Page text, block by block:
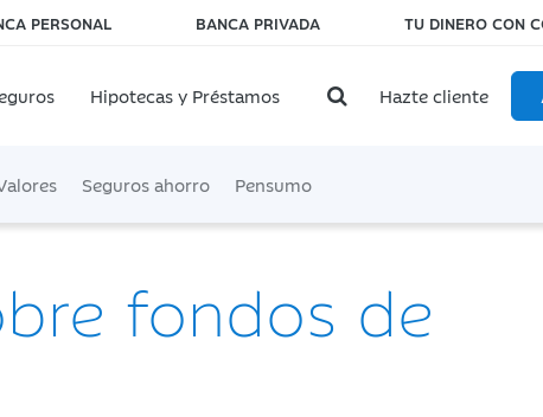
PERSONAL BANCA PRIVADA TU DINERO CON
Hipotecas y Préstamos Hazte cliente
Seguros ahorro Pensumo
fondos de